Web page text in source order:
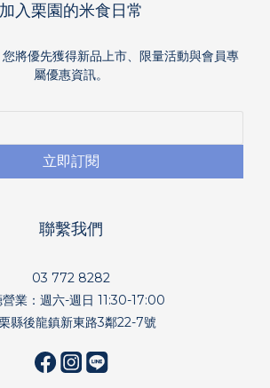
加入栗園的米食日常
將優先獲得新品上市、限量活動與會員專
屬優惠資訊。
立即訂閱
聯繫我們
03 772 8282
業：週六-週日 11:30-17:00
縣後龍鎮新東路3鄰22-7號